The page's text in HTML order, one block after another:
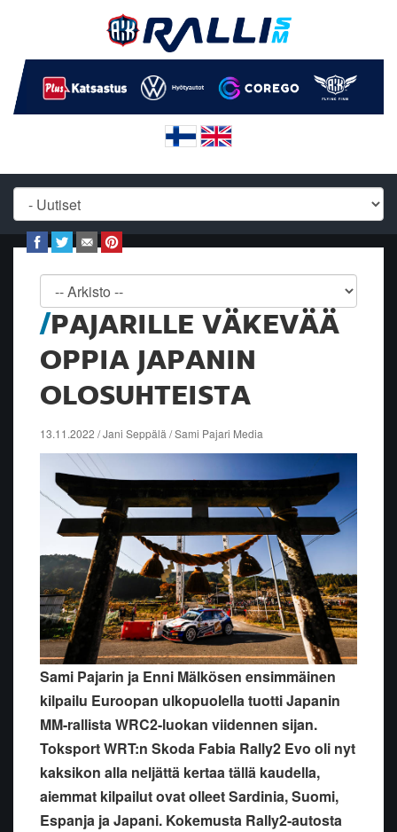
PAJARILLE VÄKEVÄÄ
OPPIA JAPANIN
OLOSUHTEISTA
13.11.2022 / Jani Seppälä / Sami Pajari Media
Sami Pajarin ja Enni Mälkösen ensimmäinen
kilpailu Euroopan ulkopuolella tuotti Japanin
MM-rallista WRC2-luokan viidennen sijan.
Toksport WRT:n Skoda Fabia Rally2 Evo oli nyt
kaksikon alla neljättä kertaa tällä kaudella,
aiemmat kilpailut ovat olleet Sardinia, Suomi,
Espanja ja Japani. Kokemusta Rally2-autosta